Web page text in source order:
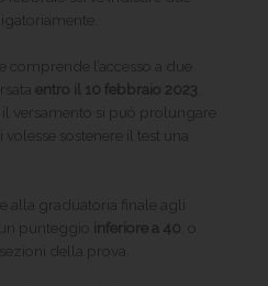
e comprende l’accesso a due
entro il 10 febbraio 2023
versamento si può prolungare
sostenere il test una
alla graduatoria finale agli
punteggio inferiore a 40 , o
della prova.